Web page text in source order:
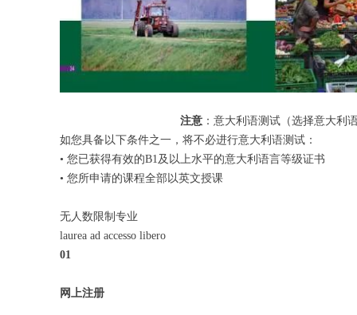
注意：意大利语测试（选择意大利
如您具备以下条件之一，将不必进行意大利语测试：
• 您已获得有效的B1及以上水平的意大利语言等级证书
• 您所申请的课程全部以英文授课
无人数限制专业
laurea ad accesso libero
01
网上注册